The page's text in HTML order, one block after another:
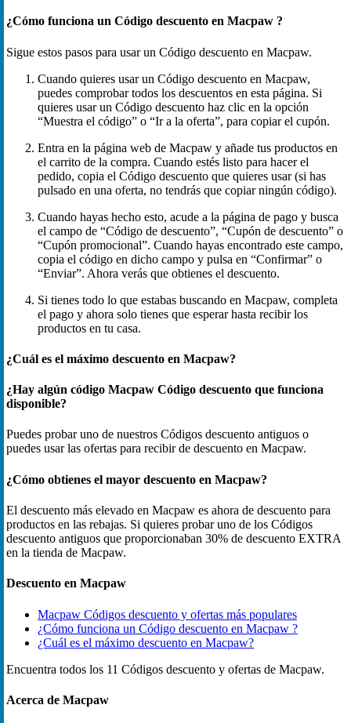
¿Cómo funciona un Código descuento en Macpaw ?
Sigue estos pasos para usar un Código descuento en Macpaw.
Cuando quieres usar un Código descuento en Macpaw,
puedes comprobar todos los descuentos en esta página. Si
quieres usar un Código descuento haz clic en la opción
“Muestra el código” o “Ir a la oferta”, para copiar el cupón.
Entra en la página web de Macpaw y añade tus productos en
el carrito de la compra. Cuando estés listo para hacer el
pedido, copia el Código descuento que quieres usar (si has
pulsado en una oferta, no tendrás que copiar ningún código).
Cuando hayas hecho esto, acude a la página de pago y busca
el campo de “Código de descuento”, “Cupón de descuento” o
“Cupón promocional”. Cuando hayas encontrado este campo,
copia el código en dicho campo y pulsa en “Confirmar” o
“Enviar”. Ahora verás que obtienes el descuento.
Si tienes todo lo que estabas buscando en Macpaw, completa
el pago y ahora solo tienes que esperar hasta recibir los
productos en tu casa.
¿Cuál es el máximo descuento en Macpaw?
¿Hay algún código Macpaw Código descuento que funciona
disponible?
Puedes probar uno de nuestros Códigos descuento antiguos o
puedes usar las ofertas para recibir de descuento en Macpaw.
¿Cómo obtienes el mayor descuento en Macpaw?
El descuento más elevado en Macpaw es ahora de descuento para
productos en las rebajas. Si quieres probar uno de los Códigos
descuento antiguos que proporcionaban 30% de descuento EXTRA
en la tienda de Macpaw.
Descuento en Macpaw
Macpaw Códigos descuento y ofertas más populares
¿Cómo funciona un Código descuento en Macpaw ?
¿Cuál es el máximo descuento en Macpaw?
Encuentra todos los 11 Códigos descuento y ofertas de Macpaw.
Acerca de Macpaw